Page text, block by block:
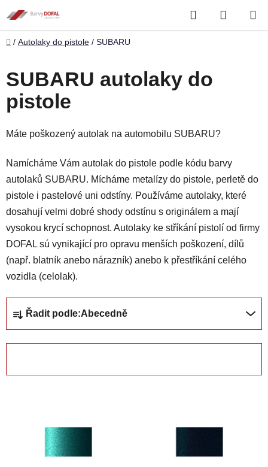
na
obsah
Hledat
KOŠÍK
Domů
/ Autolaky do pistole / SUBARU
SUBARU autolaky do
pistole
Máte poškozený autolak na automobilu SUBARU?
Namícháme Vám autolak do pistole podle kódu barvy
autolaků SUBARU. Mícháme metalízy do pistole, perletě do
pistole i pastelové uni odstíny. Používáme autolaky, které
dosahují velmi dobré shody odstínu s originálem a mají
vysokou krycí schopnost. Autolaky ke stříkání pistolí od firmy
DOFAL sú vynikající pro opravu menších poškození, dílů
(např. blatník anebo nárazník) anebo k přestříkání celého
vozidla (celolak).
Řadit podle:Abecedně